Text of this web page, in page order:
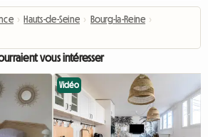
› Hauts-de-Seine › Bourg-la-Reine ›
vous intéresser
Vidéo